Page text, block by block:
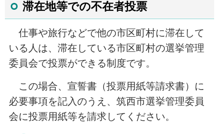
滞在地等での不在者投票
仕事や旅行などで他の市区町村に滞在して
いる人は、滞在している市区町村の選挙管理
委員会で投票ができる制度です。
この場合、宣誓書（投票用紙等請求書）に
必要事項を記入のうえ、筑西市選挙管理委員
会に投票用紙等を請求してください。